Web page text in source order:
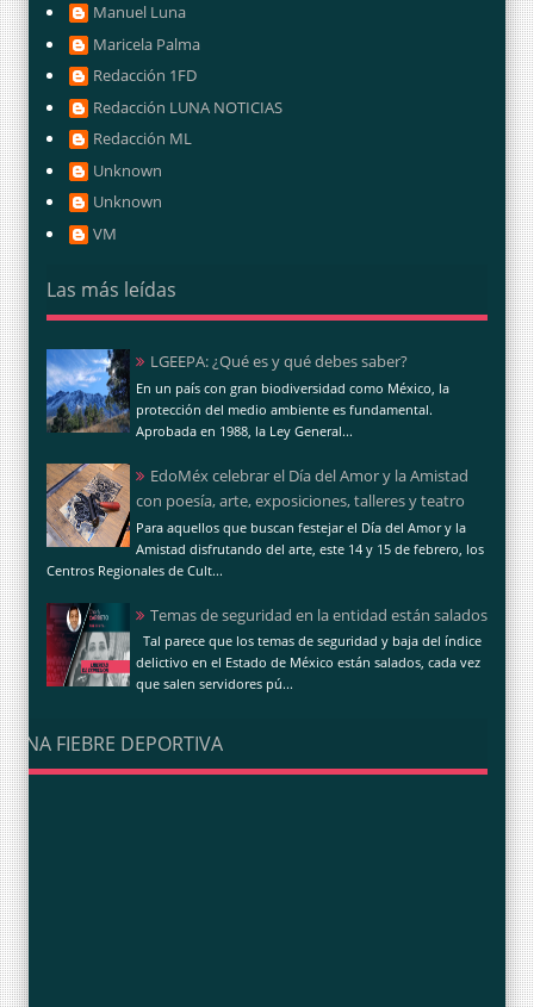
Manuel Luna
Maricela Palma
Redacción 1FD
Redacción LUNA NOTICIAS
Redacción ML
Unknown
Unknown
VM
Las más leídas
LGEEPA: ¿Qué es y qué debes saber?
En un país con gran biodiversidad como México, la
protección del medio ambiente es fundamental.
Aprobada en 1988, la Ley General...
EdoMéx celebrar el Día del Amor y la Amistad
con poesía, arte, exposiciones, talleres y teatro
Para aquellos que buscan festejar el Día del Amor y la
Amistad disfrutando del arte, este 14 y 15 de febrero, los
Centros Regionales de Cult...
Temas de seguridad en la entidad están salados
Tal parece que los temas de seguridad y baja del índice
delictivo en el Estado de México están salados, cada vez
que salen servidores pú...
UNA FIEBRE DEPORTIVA